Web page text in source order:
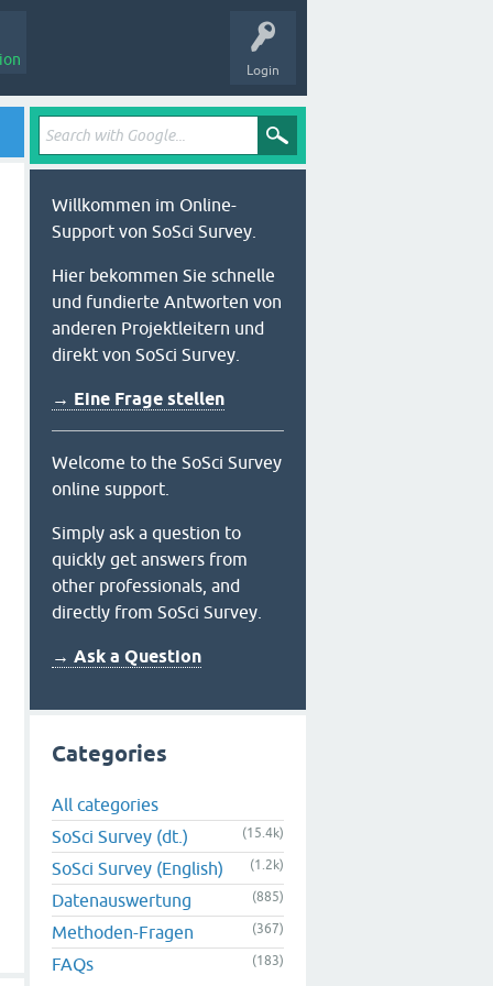
Login
Willkommen im Online-
Support von SoSci Survey.
Hier bekommen Sie schnelle
und fundierte Antworten von
anderen Projektleitern und
direkt von SoSci Survey.
→ Eine Frage stellen
Welcome to the SoSci Survey
online support.
Simply ask a question to
quickly get answers from
other professionals, and
directly from SoSci Survey.
→ Ask a Question
Categories
All categories
SoSci Survey (dt.)
(15.4k)
SoSci Survey (English) (1.2k)
Datenauswertung (885)
Methoden-Fragen (367)
FAQs (183)